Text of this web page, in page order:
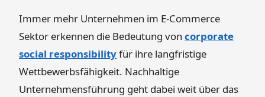
Immer mehr Unternehmen im E-Commerce
Sektor erkennen die Bedeutung von corporate
social responsibilityfür ihre langfristige
Wettbewerbsfähigkeit. Nachhaltige
Unternehmensführung geht dabei weit über das